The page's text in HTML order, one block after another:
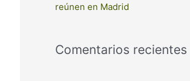
reúnen en Madrid
Comentarios recientes